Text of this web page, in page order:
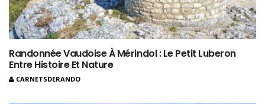
Randonnée Vaudoise À Mérindol : Le Petit Luberon
Entre Histoire Et Nature
CARNETSDERANDO